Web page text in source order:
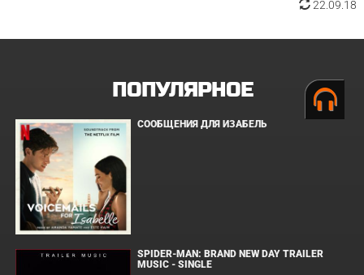
22.09.18
ПОПУЛЯРНОЕ
СООБЩЕНИЯ ДЛЯ ИЗАБЕЛЬ
SPIDER-MAN: BRAND NEW DAY TRAILER
MUSIC - SINGLE